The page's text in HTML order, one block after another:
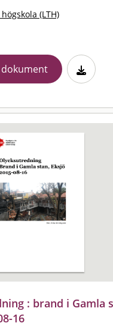
(LTH)
: brand i Gamla
16